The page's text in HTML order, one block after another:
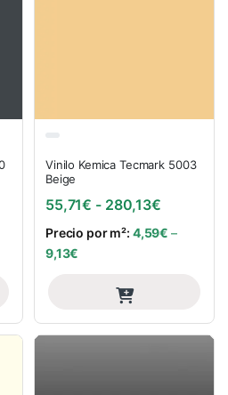
de precios: desde 55,71€
Vinilo Kemica Tecmark 5003
Beige
55,71€ - 280,13€Rango
Precio por m²: 4,59€ –
9,13€